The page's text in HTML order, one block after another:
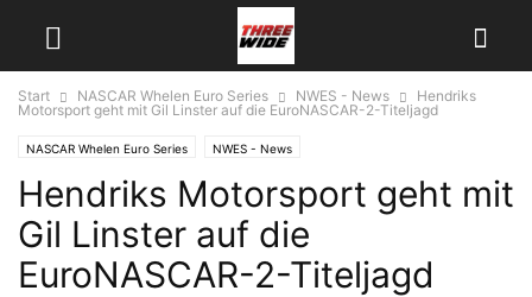
Start NASCAR Whelen Euro Series NWES - News
Hendriks
Motorsport geht mit Gil Linster auf die EuroNASCAR-2-Titeljagd
NASCAR Whelen Euro Series NWES - News
Hendriks Motorsport geht mit
Gil Linster auf die
EuroNASCAR-2-Titeljagd